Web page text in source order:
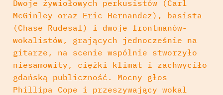
Dwoje żywiołowych perkusistów (Carl
McGinley oraz Eric Hernandez), basista
(Chase Rudesal) i dwoje frontmanów-
wokalistów, grających jednocześnie na
gitarze, na scenie wspólnie stworzyło
niesamowity, ciężki klimat i zachwyciło
gdańską publiczność. Mocny głos
Phillipa Cope i przeszywający wokal